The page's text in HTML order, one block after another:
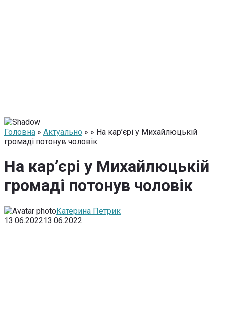
Головна » Актуально » » На кар’єрі у Михайлюцькій
громаді потонув чоловік
На кар’єрі у Михайлюцькій
громаді потонув чоловік
Катерина Петрик
13.06.202213.06.2022